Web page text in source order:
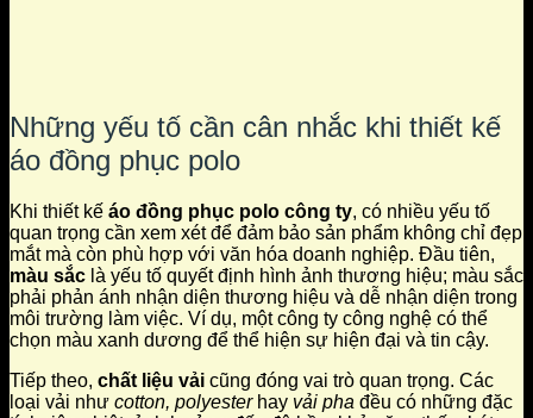
Những yếu tố cần cân nhắc khi thiết kế
áo đồng phục polo
Khi thiết kế áo đồng phục polo công ty, có nhiều yếu tố
quan trọng cần xem xét để đảm bảo sản phẩm không chỉ đẹp
mắt mà còn phù hợp với văn hóa doanh nghiệp. Đầu tiên,
màu sắc là yếu tố quyết định hình ảnh thương hiệu; màu sắc
phải phản ánh nhận diện thương hiệu và dễ nhận diện trong
môi trường làm việc. Ví dụ, một công ty công nghệ có thể
chọn màu xanh dương để thể hiện sự hiện đại và tin cậy.
Tiếp theo, chất liệu vải cũng đóng vai trò quan trọng. Các
loại vải như cotton, polyesterhay vải pha đều có những đặc